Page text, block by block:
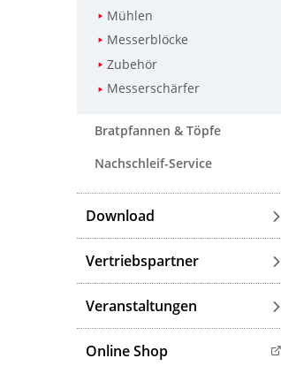
Mühlen
Messerblöcke
Zubehör
Messerschärfer
Bratpfannen & Töpfe
Nachschleif-Service
Download
Vertriebspartner
Veranstaltungen
Online Shop